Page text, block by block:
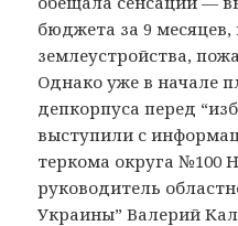
бюджета за 9
землеустройства,
Однако уже в начале
депкорпуса перед
выступили с
теркома округа №100
руководитель
Украины” Валерий